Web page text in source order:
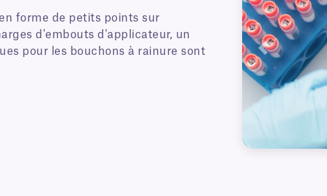
forme de petits points sur
d'embouts d'applicateur, un
pour les bouchons à rainure sont
Précédent